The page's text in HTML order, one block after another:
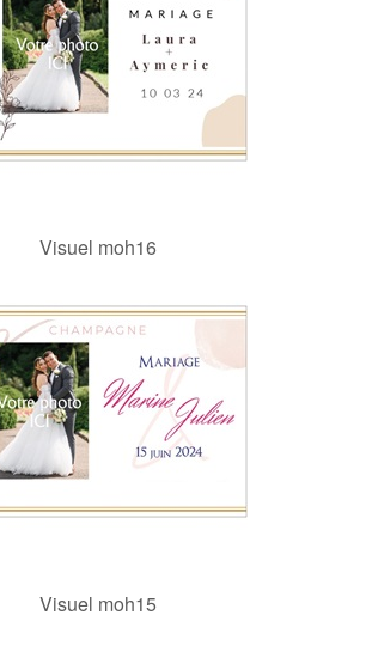
Visuel moh16
Visuel moh15